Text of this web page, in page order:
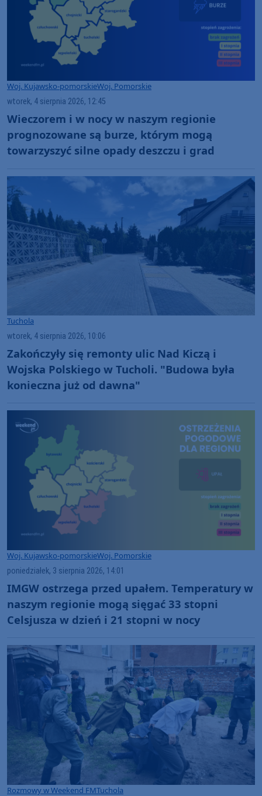
Woj. Kujawsko-pomorskieWoj. Pomorskie
wtorek, 4 sierpnia 2026, 12:45
Wieczorem i w nocy w naszym regionie
prognozowane są burze, którym mogą
towarzyszyć silne opady deszczu i grad
Tuchola
wtorek, 4 sierpnia 2026, 10:06
Zakończyły się remonty ulic Nad Kiczą i
Wojska Polskiego w Tucholi. "Budowa była
konieczna już od dawna"
Woj. Kujawsko-pomorskieWoj. Pomorskie
poniedziałek, 3 sierpnia 2026, 14:01
IMGW ostrzega przed upałem. Temperatury w
naszym regionie mogą sięgać 33 stopni
Celsjusza w dzień i 21 stopni w nocy
Rozmowy w Weekend FMTuchola